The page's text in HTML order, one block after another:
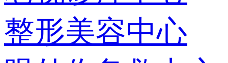
整形美容中心